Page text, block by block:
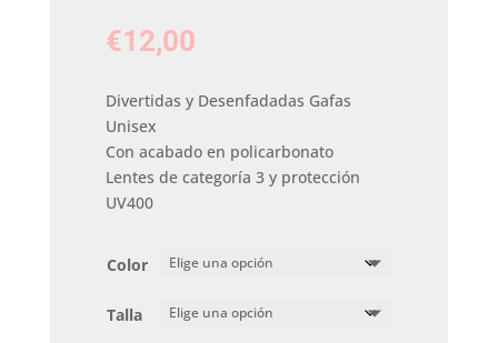
€12,00
Divertidas y Desenfadadas Gafas
Unisex
Con acabado en policarbonato
Lentes de categoría 3 y protección
UV400
Color
Talla